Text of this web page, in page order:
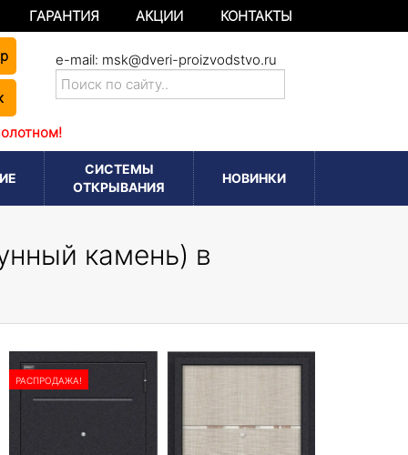
ГАРАНТИЯ АКЦИИ КОНТАКТЫ
e-mail: msk@dveri-proizvodstvo.ru
СИСТЕМЫ
ОТКРЫВАНИЯ
НОВИНКИ
камень) в
РАСПРОДАЖА!